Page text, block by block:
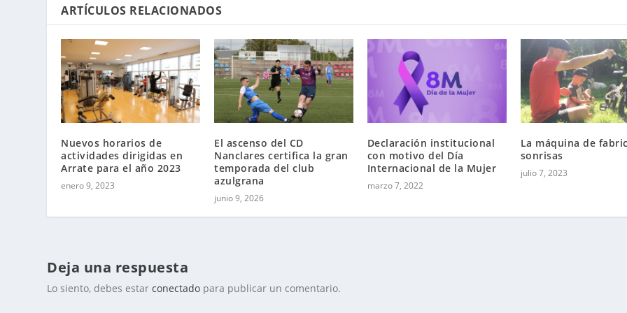
ARTÍCULOS RELACIONADOS
Nuevos horarios de
actividades dirigidas en
Arrate para el año 2023
enero 9, 2023
El ascenso del CD
Nanclares certifica la gran
temporada del club
azulgrana
junio 9, 2026
Declaración institucional
con motivo del Día
Internacional de la Mujer
marzo 7, 2022
La máquina de
sonrisas
julio 7, 2023
Deja una respuesta
Lo siento, debes estarconectado para publicar un comentario.